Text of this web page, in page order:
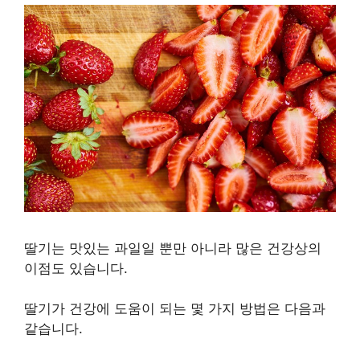
딸기는 맛있는 과일일 뿐만 아니라 많은 건강상의
이점도 있습니다.
딸기가 건강에 도움이 되는 몇 가지 방법은 다음과
같습니다.